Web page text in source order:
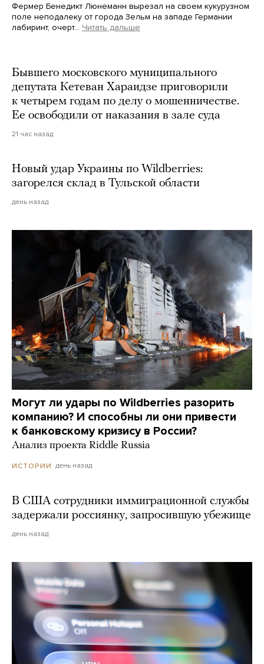
Фермер Бенедикт Люнеманн вырезал на своем кукурузном
поле неподалеку от города Зельм на западе Германии
лабиринт, очерт… Читать дальше
Бывшего московского муниципального
депутата Кетеван Хараидзе приговорили
к четырем годам по делу о мошенничестве.
Ее освободили от наказания в зале суда
21 час назад
Новый удар Украины по Wildberries:
загорелся склад в Тульской области
день назад
Могут ли удары по Wildberries разорить
компанию? И способны ли они привести
к банковскому кризису в России?
Анализ проекта Riddle Russia
ИСТОРИИ день назад
В США сотрудники иммиграционной службы
задержали россиянку, запросившую убежище
день назад